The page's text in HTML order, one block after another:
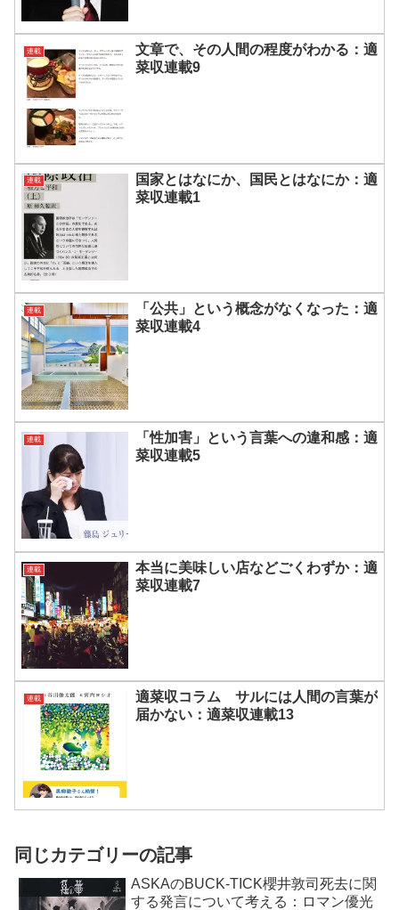
連載
文章で、その人間の程度がわかる：適
菜収連載9
連載
国家とはなにか、国民とはなにか：適
菜収連載1
連載
「公共」という概念がなくなった：適
菜収連載4
連載
「性加害」という言葉への違和感：適
菜収連載5
連載
本当に美味しい店などごくわずか：適
菜収連載7
連載
適菜収コラム サルには人間の言葉が
届かない：適菜収連載13
同じカテゴリーの記事
ASKAのBUCK-TICK櫻井敦司死去に関
する発言について考える：ロマン優光